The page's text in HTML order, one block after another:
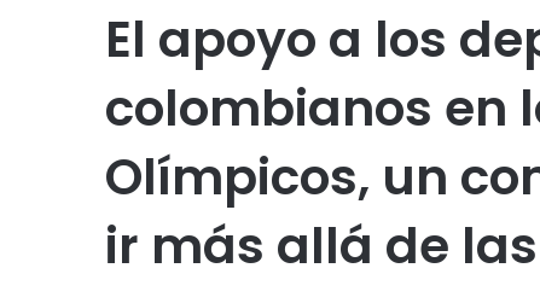
El apoyo a los
colombianos en
Olímpicos, un
ir más allá de